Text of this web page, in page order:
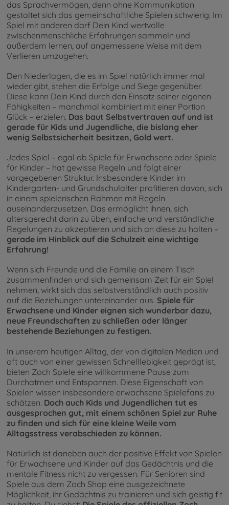
das Sprachvermögen, denn ohne Kommunikation
gestaltet sich das gemeinschaftliche Spielen schwierig. Im
Spiel mit anderen darf Dein Kind wertvolle
zwischenmenschliche Erfahrungen sammeln und
außerdem lernen, auf angemessene Weise mit dem
Verlieren umzugehen.
Den Niederlagen, die es im Spiel natürlich immer mal
wieder gibt, stehen die Erfolge und Siege gegenüber.
Diese kann Dein Kind durch den Einsatz seiner eigenen
Fähigkeiten – manchmal kombiniert mit einer Portion
Glück – erzielen. Das baut Selbstvertrauen auf und ist
gerade für Kids und Jugendliche, die bislang eher
wenig Selbstsicherheit besitzen, Gold wert.
Jedes Spiel – egal ob Spiele für Erwachsene oder Spiele
für Kinder – hat gewisse Regeln und folgt einer
vorgegebenen Struktur. Insbesondere Kinder im
Kindergarten- und Grundschulalter profitieren davon, sich
in einem spielerischen Rahmen mit Regeln
auseinanderzusetzen. Das ermöglicht ihnen, sich
altersgerecht darin zu üben, einfache und verständliche
Regelungen zu akzeptieren und sich an diese zu halten –
gerade im Hinblick auf die Schulzeit eine wichtige
Erfahrung!
Wenn sich Freunde und die Familie an einem Tisch
zusammenfinden und sich gemeinsam Zeit für ein Spiel
nehmen, wirkt sich das selbstverständlich auch positiv
auf die Beziehungen untereinander aus. Spiele für
Erwachsene und Kinder eignen sich wunderbar dazu,
neue Freundschaften zu schließen oder länger
bestehende Beziehungen zu festigen.
In unserem heutigen Alltag, der von digitalen Medien und
oft auch von einer gewissen Schnelllebigkeit geprägt ist,
bieten Zoch Spiele eine willkommene Pause zum
Durchatmen und Entspannen. Diese Eigenschaft von
Spielen wissen insbesondere erwachsene Spielefans zu
schätzen. Doch auch Kids und Jugendlichen tut es
ausgesprochen gut, mit einem schönen Spiel zur Ruhe
zu finden und sich für eine kleine Weile vom
Alltagsstress verabschieden zu können.
Natürlich ist daneben auch der positive Effekt von Spielen
für Erwachsene und Kinder auf das Gedächtnis und die
mentale Fitness nicht zu vergessen. Für Senioren sind
Spiele aus dem Zoch Shop eine ausgezeichnete
Möglichkeit, ihr Gedächtnis zu trainieren und sich geistig fit